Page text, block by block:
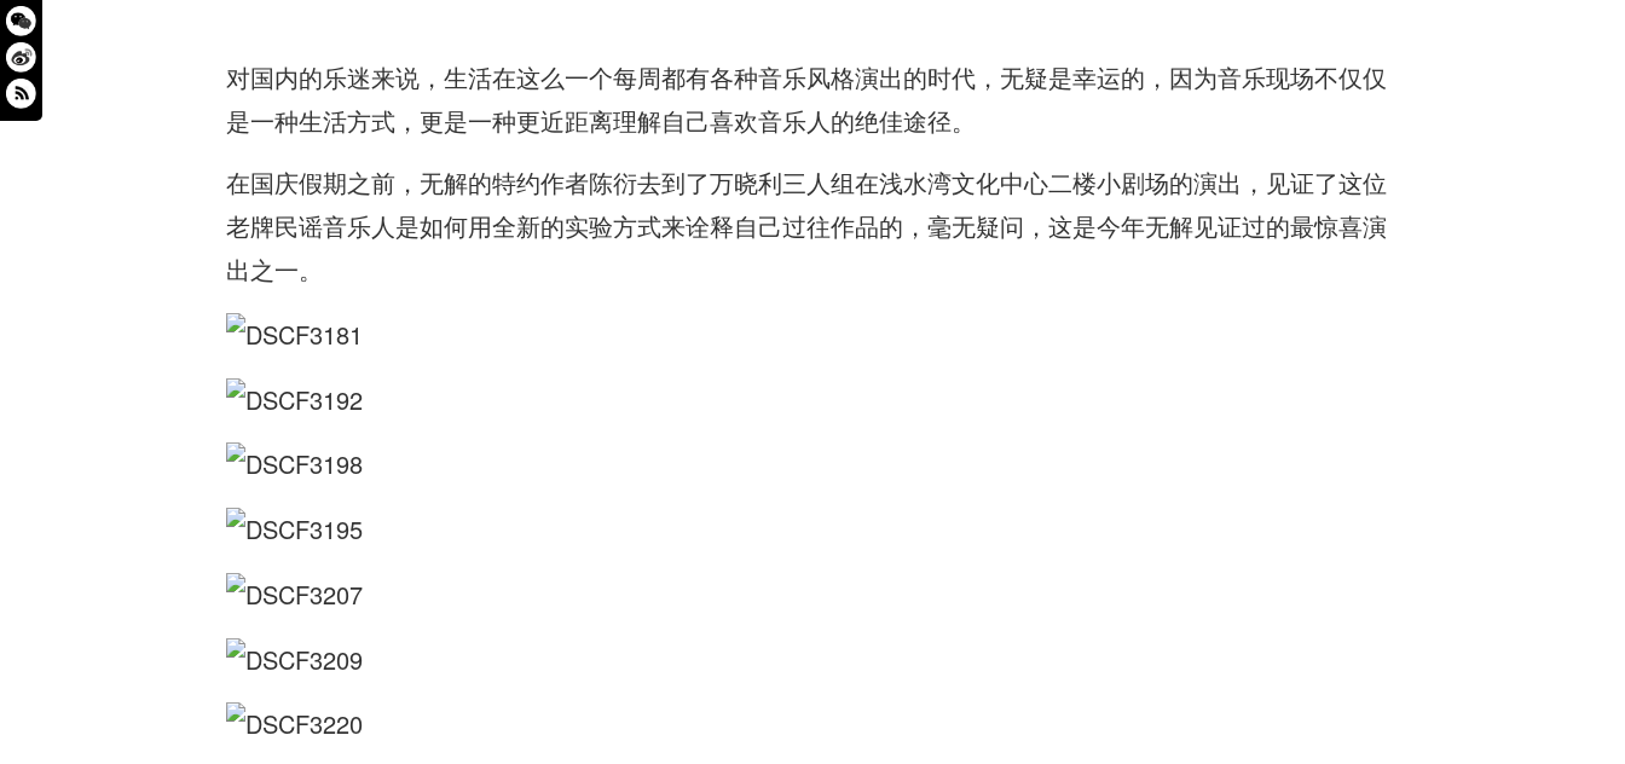
对国内的乐迷来说，生活在这么一个每周都有各种音乐风格演出的时代，无疑是幸运的，因为音乐现场不仅仅
是一种生活方式，更是一种更近距离理解自己喜欢音乐人的绝佳途径。
在国庆假期之前，无解的特约作者陈衍去到了万晓利三人组在浅水湾文化中心二楼小剧场的演出，见证了这位
老牌民谣音乐人是如何用全新的实验方式来诠释自己过往作品的，毫无疑问，这是今年无解见证过的最惊喜演
出之一。